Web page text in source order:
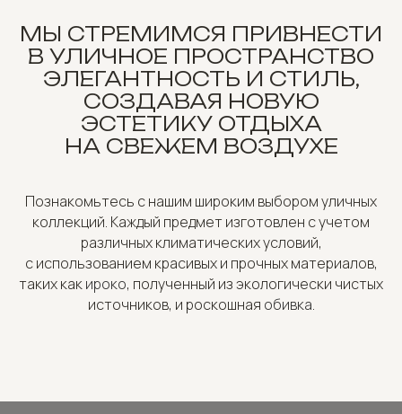
МЫ СТРЕМИМСЯ ПРИВНЕСТИ
В УЛИЧНОЕ ПРОСТРАНСТВО
ЭЛЕГАНТНОСТЬ И СТИЛЬ,
СОЗДАВАЯ НОВУЮ
ЭСТЕТИКУ ОТДЫХА
НА СВЕЖЕМ ВОЗДУХЕ
Познакомьтесь с нашим широким выбором уличных
коллекций. Каждый предмет изготовлен с учетом
различных климатических условий,
с использованием красивых и прочных материалов,
таких какироко, полученный из экологически чистых
источников, и роскошная обивка.